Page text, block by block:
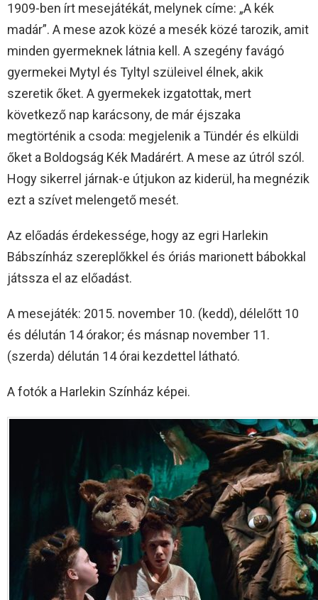
1909-ben írt mesejátékát, melynek címe: „A kék
madár”. A mese azok közé a mesék közé tarozik, amit
minden gyermeknek látnia kell. A szegény favágó
gyermekei Mytyl és Tyltyl szüleivel élnek, akik
szeretik őket. A gyermekek izgatottak, mert
következő nap karácsony, de már éjszaka
megtörténik a csoda: megjelenik a Tündér és elküldi
őket a Boldogság Kék Madárért. A mese az útról szól.
Hogy sikerrel járnak-e útjukon az kiderül, ha megnézik
ezt a szívet melengető mesét.
Az előadás érdekessége, hogy az egri Harlekin
Bábszínház szereplőkkel és óriás marionett bábokkal
játssza el az előadást.
A mesejáték: 2015. november 10. (kedd), délelőtt 10
és délután 14 órakor; és másnap november 11.
(szerda) délután 14 órai kezdettel látható.
A fotók a Harlekin Színház képei.